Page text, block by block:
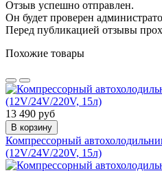
Отзыв успешно отправлен.
Он будет проверен
Перед публикацией отзывы
Похожие товары
13 490 руб
В корзину
Компрессорный
(12V/24V/220V, 15л)